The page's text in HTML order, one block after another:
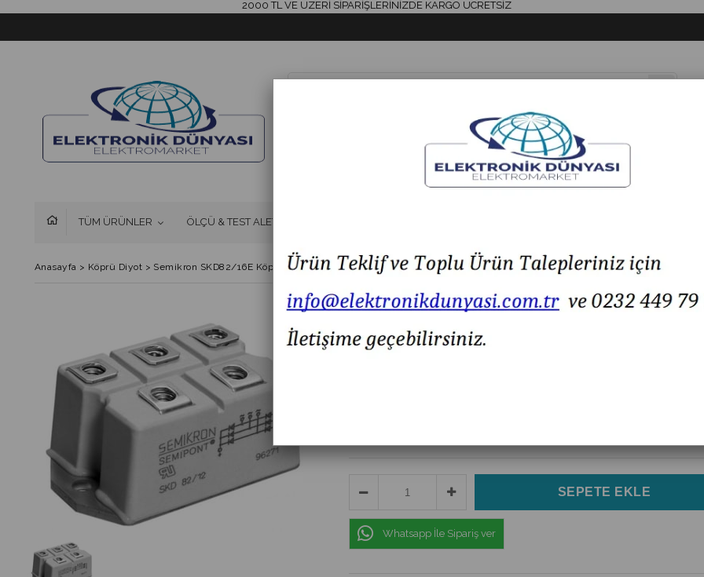
2000 TL VE ÜZERİ SİPARİŞLERİNİZDE KARGO ÜCRETSİZ
TÜM ÜRÜNLER ÖLÇÜ & TEST ALETLERİ
Anasayfa > Köprü Diyot > Semikron SKD82/16E Köprü Trifaze Diyot SKD-82/16E SKD 82/16E
Semikron SKD82/16E Köprü Trifaze Diyot SKD-82/
Whatsapp İle Sipariş ver